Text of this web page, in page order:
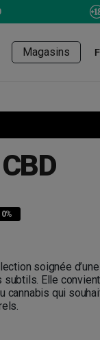
Magasins
soignée
Elle
cannabis qui